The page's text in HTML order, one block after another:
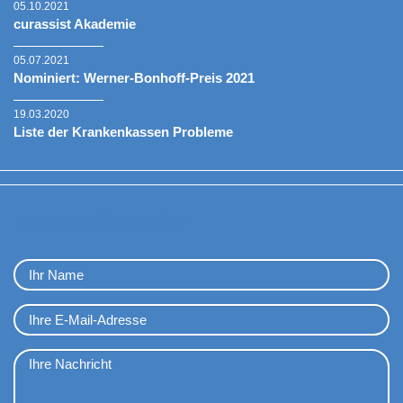
05.10.2021
curassist Akademie
05.07.2021
Nominiert: Werner-Bonhoff-Preis 2021
19.03.2020
Liste der Krankenkassen Probleme